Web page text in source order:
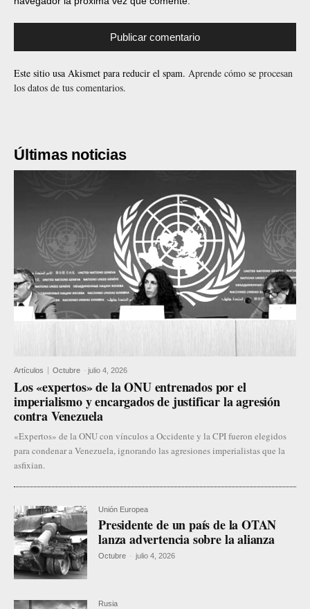
Este sitio usa Akismet para reducir el spam. Aprende cómo se procesan
los datos de tus comentarios.
Últimas noticias
Artículos Octubre - julio 4, 2026
Los «expertos» de la ONU entrenados por el
imperialismo y encargados de justificar la agresión
contra Venezuela
«Expertos» de la ONU con vínculos a Occidente y la CPI fueron elegidos
para condenar a Venezuela, ignorando las agresiones imperialistas que la
asfixian.
Unión Europea
Presidente de un país de la OTAN
lanza advertencia sobre la alianza
Octubre - julio 4, 2026
Rusia